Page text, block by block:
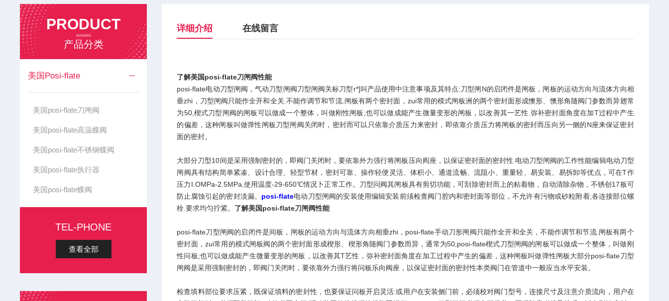
PRODUCT
产品分类
美国Posi-flate
美国posi-flate刀闸阀
美国posi-flate高温蝶阀
美国posi-flate不锈钢蝶阀
美国posi-flate执行器
美国posi-flate蝶阀
TEL-PHONE
查看全部
详细介绍 在线留言
了解美国posi-flate刀闸阀性能
posi-flate电动刀型闸阀，气动刀型闸阀刀型闸阀关标刀型r*]叫产品使用中注意事项及其特点:刀型闸N的启闭件是闸板，闸板的运动方向与流体方向相
垂zhi，刀型闸阀只能作全开和全关.不能作调节和节流.闸板有两个密封面，zui常用的模式闸板洲的两个密封面形成懊形、懊形角随阀门参数而异翅常
为50,楔式刀型闸阀的闸板可以做成一个整体，叫做刚性闸板;也可以做成能产生微量变形的闸板，以改善其一艺性.弥补密封面角度在加T过程中产生
的偏差，这种闸板叫做弹性闸板刀型闸阀关闭时，密封而可以只依靠介质压力来密封，即依靠介质压力将闸板的密封而压向另一侧的N座来保证密封
面的密封。
大部分刀型10间是采用强制密封的，即阀门关闭时，要依靠外力强行将闸板压向阎座，以保证密封面的密封性.电动刀型闸阀的工作性能编辑电动刀型
闸阀具有结构简单紧凑、设计合理、轻型节材，密封可靠、操作轻便灵活、体积小、通道流畅、流阻小、重量轻、易安装、易拆卸等优点，可在T作
压力I.OMPa-2.5MPa,使用温度-29-650℃情况卜正常工作。刀型问阀其闸板具有剪切功能，可刮除密封而上的粘着物，自动清除杂物，不锈创17板可
防止腐蚀引起的密封淡漏。 posi-flate电动刀型闸阀的安装使用编辑安装前须检查阀门腔内和密封面等部位，不允许有污物或砂粒附着;各连接部位螺
栓.要求均匀拧紧。 了解美国posi-flate刀闸阀性能
posi-flate刀型闸阀的启闭件是间板，闸板的运动方向与流体方向相垂zhi，posi-flate手动刀形闸阀只能作全开和全关，不能作调节和节流.闸板有两个
密封面，zui常用的模式闸板阀的两个密封面形成楔形、楔形角随阀门参数而异，通常为50,posi-flate楔式刀型闸阀的闸板可以做成一个整体，叫做刚
性问板;也可以做成能产生微量变形的闸板，以改善其T艺性，弥补密封面角度在加工过程中产生的偏差，这种闸板叫做弹性闸板大部分posi-flate刀型
闸阀是采用强制密封的，即阀门关闭时，要依靠外力强行将问板乐向阀座，以保证密封面的密封性本类阀门在管道中一般应当水平安装。
检查填料部位要求压紧，既保证填料的密封性，也要保证问板开启灵活:或用户在安装侧门前，必须校对阀门型号，连接尺寸及注意介质流向，用户在